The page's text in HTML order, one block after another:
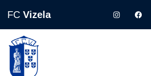
FC Vizela